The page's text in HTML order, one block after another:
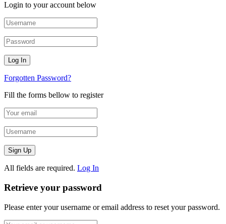
Login to your account below
Forgotten Password?
Fill the forms bellow to register
All fields are required. Log In
Retrieve your password
Please enter your username or email address to reset your password.